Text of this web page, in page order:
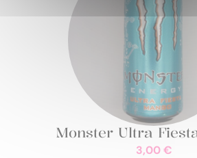
Monster Ultra
3,00€